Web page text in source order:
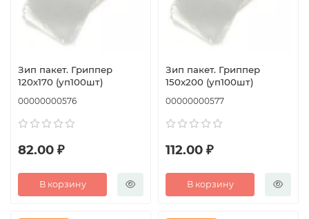
Зип пакет. Гриппер
120х170 (уп100шт)
00000000576
82.00 ₽
В корзину
Зип пакет. Гриппер
150х200 (уп100шт)
00000000577
112.00 ₽
В корзину